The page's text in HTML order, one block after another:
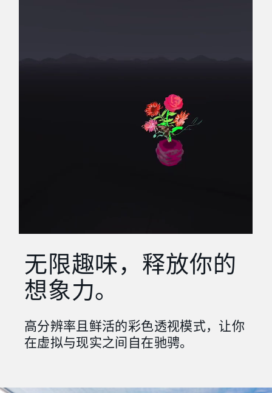
无限趣味，释放你的
想象力。
高分辨率且鲜活的彩色透视模式，让你
在虚拟与现实之间自在驰骋。